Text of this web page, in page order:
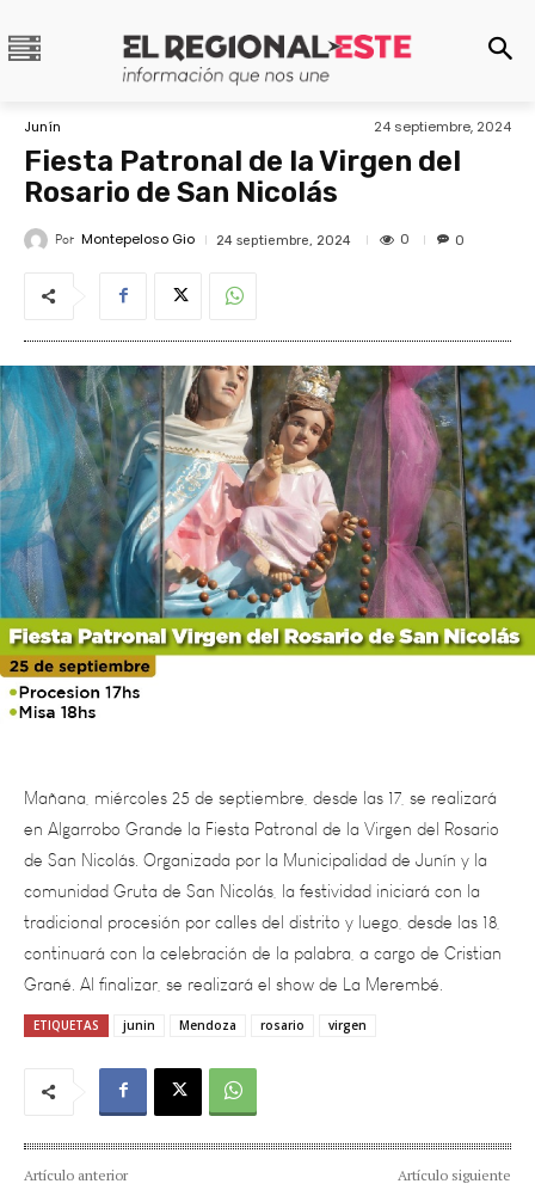
Junín 24 septiembre, 2024
Fiesta Patronal de la Virgen del
Rosario de San Nicolás
Por Montepeloso Gio 24 septiembre, 2024 0 0
en Algarrobo Grande la Fiesta Patronal de la Virgen del Rosario
de San Nicolás. Organizada por la Municipalidad de Junín y la
comunidad Gruta de San Nicolás, la festividad iniciará con la
tradicional procesión por calles del distrito y luego, desde las 18,
continuará con la celebración de la palabra, a cargo de Cristian
Grané. Al finalizar, se realizará el show de La Merembé.
ETIQUETAS junin Mendoza rosario virgen
Artículo anterior Artículo siguiente